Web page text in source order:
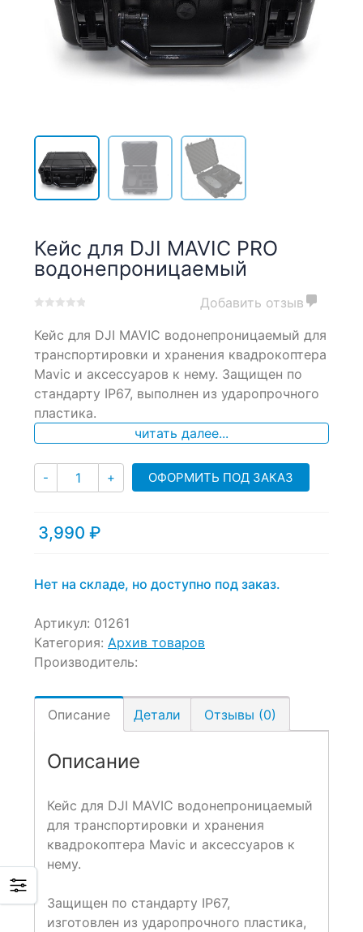
Кейс для DJI MAVIC PRO
водонепроницаемый
out
based
on
customer
ratings
Добавить отзыв
Кейс для DJI MAVIC водонепроницаемый для
транспортировки и хранения квадрокоптера
Mavic и аксессуаров к нему. Защищен по
стандарту IP67, выполнен из ударопрочного
пластика.
читать далее...
- Количество
+ ОФОРМИТЬ ПОД ЗАКАЗ
3,990 ₽
Нет на складе, но доступно под заказ.
Артикул: 01261
Категория: Архив товаров
Производитель:
Описание Детали Отзывы (0)
Описание
Кейс для DJI MAVIC водонепроницаемый
для транспортировки и хранения
квадрокоптера Mavic и аксессуаров к
нему.
Защищен по стандарту IP67,
изготовлен из ударопрочного пластика,